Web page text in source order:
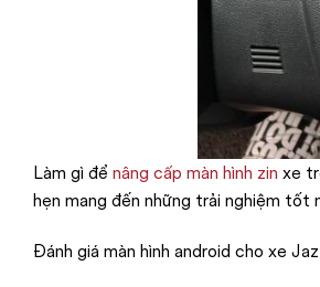
Làm gì để nâng cấp màn hình zin xe
hẹn mang đến những trải nghiệm tốt
Đánh giá màn hình android cho xe